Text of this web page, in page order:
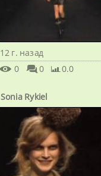
12 г. назад
0
0 0.0
Sonia Rykiel